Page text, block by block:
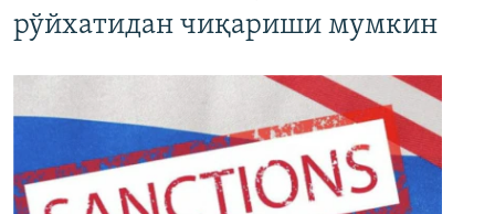
рўйхатидан чиқариши мумкин